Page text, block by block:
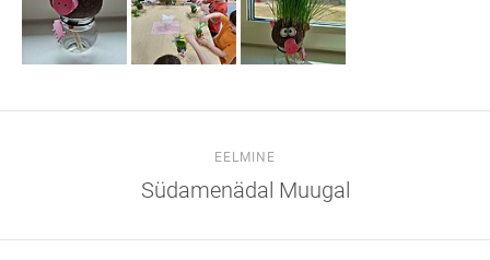
EELMINE
Südamenädal Muugal